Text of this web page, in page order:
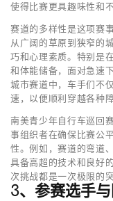
使得比赛更具趣味性和不
赛道的多样性是这项赛
从广阔的草原到狭窄的
巧和心理素质。特别是
和体能储备，面对急速
城市赛道中，车手们不
速，以便顺利穿越各种障
南美青少年自行车巡回
事组织者在确保比赛公
性。例如，赛道的弯道
具备高超的技术和良好
次挑战都是一次极限的
3、参赛选手